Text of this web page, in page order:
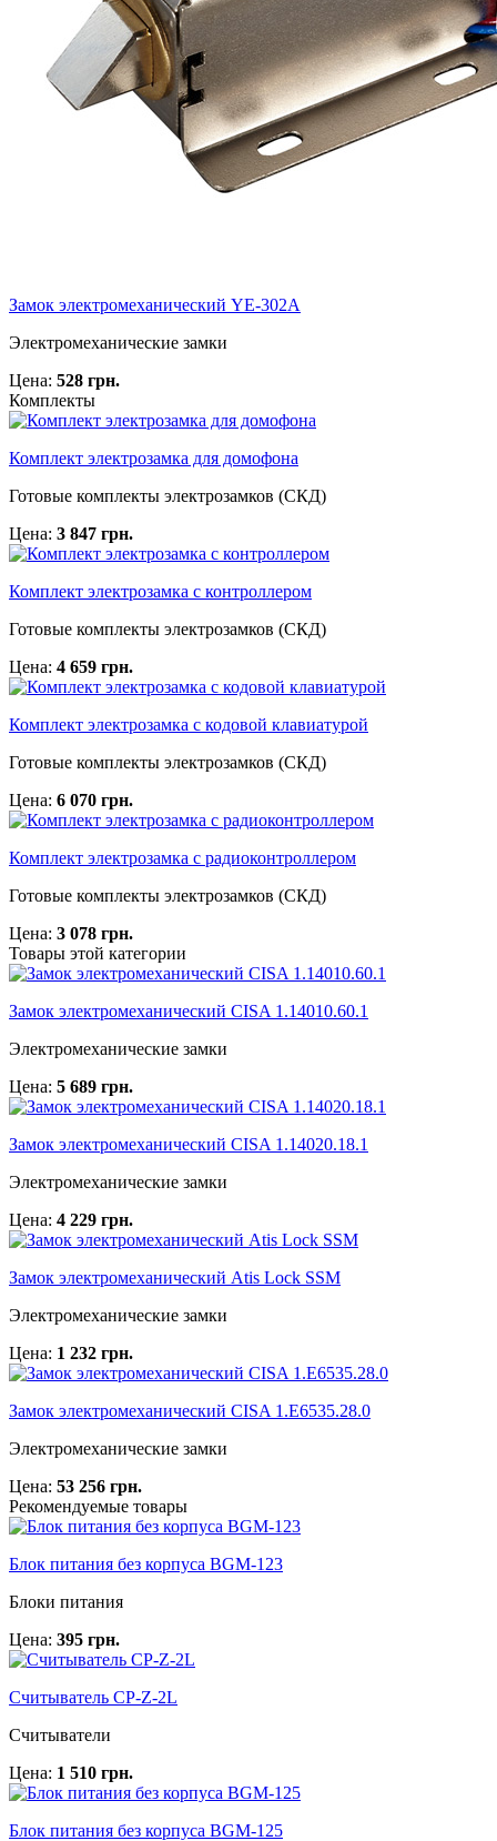
Замок электромеханический YE-302A
Электромеханические замки
Цена: 528 грн.
Комплекты
Комплект электрозамка для домофона
Готовые комплекты электрозамков (СКД)
Цена: 3 847 грн.
Комплект электрозамка с контроллером
Готовые комплекты электрозамков (СКД)
Цена: 4 659 грн.
Комплект электрозамка с кодовой клавиатурой
Готовые комплекты электрозамков (СКД)
Цена: 6 070 грн.
Комплект электрозамка с радиоконтроллером
Готовые комплекты электрозамков (СКД)
Цена: 3 078 грн.
Товары этой категории
Замок электромеханический CISA 1.14010.60.1
Электромеханические замки
Цена: 5 689 грн.
Замок электромеханический CISA 1.14020.18.1
Электромеханические замки
Цена: 4 229 грн.
Замок электромеханический Atis Lock SSM
Электромеханические замки
Цена: 1 232 грн.
Замок электромеханический CISA 1.Е6535.28.0
Электромеханические замки
Цена: 53 256 грн.
Рекомендуемые товары
Блок питания без корпуса BGM-123
Блоки питания
Цена: 395 грн.
Считыватель CP-Z-2L
Считыватели
Цена: 1 510 грн.
Блок питания без корпуса BGM-125